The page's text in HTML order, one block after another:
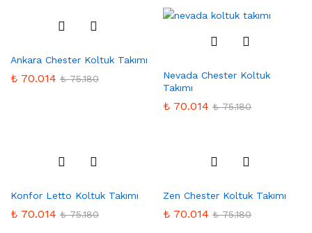
rilere
Ekle
Ankara Chester Koltuk Takımı
₺ 70.014 ₺75.180
rilere
Nevada Chester Koltuk
Takımı
₺ 70.014 ₺75.180
rilere
Ekle
Konfor Letto Koltuk Takımı
₺ 70.014 ₺75.180
rilere
Ekle
Zen Chester Koltuk Takımı
₺ 70.014 ₺75.180